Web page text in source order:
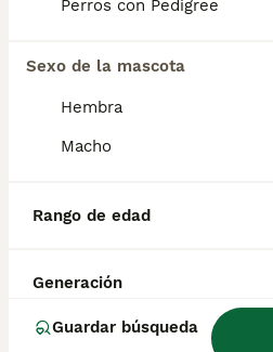
Perros con Pedigree
Sexo de la mascota
Hembra
Macho
Rango de edad
Generación
Guardar búsqueda
Informarse bien y
decisión.
schnauzer
¿Cuáles son los
Schnauzer?